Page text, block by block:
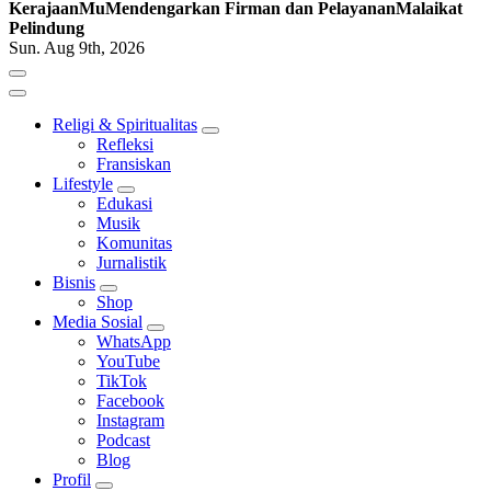
KerajaanMuMendengarkan Firman dan PelayananMalaikat
Pelindung
Sun. Aug 9th, 2026
Religi & Spiritualitas
Refleksi
Fransiskan
Lifestyle
Edukasi
Musik
Komunitas
Jurnalistik
Bisnis
Shop
Media Sosial
WhatsApp
YouTube
TikTok
Facebook
Instagram
Podcast
Blog
Profil